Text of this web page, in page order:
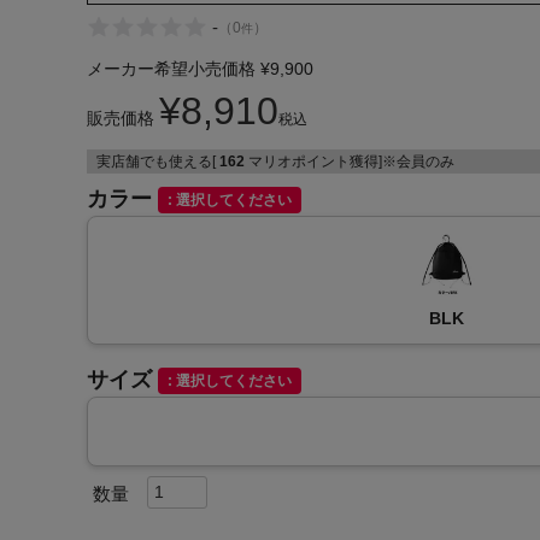
インフィット INFIT
サックス SAXX
- （0件 ）
メーカー希望小売価格 ¥9,900
販売価格 ¥8,910税込
実店舗でも使える[ 162 マリオポイント獲得]※会員のみ
カラー 選択してください
BLK
サイズ 選択してください